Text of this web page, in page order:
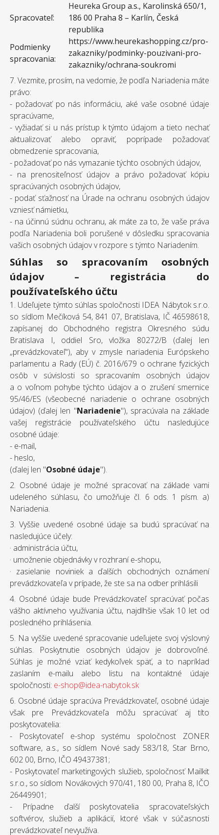
Spracovateľ:
Heureka Group a.s., Karolinská 650/1,
186 00 Praha 8 – Karlín, Česká
republika
Podmienky
spracovania:
https://www.heurekashopping.cz/pro-
zakazniky/podminky-pouzivani-pro-
zakazniky/ochrana-soukromi
7. Vezmite, prosím, na vedomie, že podľa Nariadenia máte
právo:
- požadovať po nás informáciu, aké vaše osobné údaje
spracúvame,
- vyžiadať si u nás prístup k týmto údajom a tieto nechať
aktualizovať alebo opraviť, poprípade požadovať
obmedzenie spracovania,
- požadovať po nás vymazanie týchto osobných údajov,
- na prenositeľnosť údajov a právo požadovať kópiu
spracúvaných osobných údajov,
- podať sťažnosť na Úrade na ochranu osobných údajov
vzniesť námietku,
- na účinnú súdnu ochranu, ak máte za to, že vaše práva
podľa Nariadenia boli porušené v dôsledku spracovania
vašich osobných údajov v rozpore s týmto Nariadením.
Súhlas so spracovaním osobných
údajov – registrácia do
používateľského účtu
1. Udeľujete týmto súhlas spoločnosti IDEA Nábytok s.r.o.
so sídlom Mečíková 54, 841 07, Bratislava, IČ 46598618,
zapísanej do Obchodného registra Okresného súdu
Bratislava I, oddiel Sro, vložka 80272/B (ďalej len
„prevádzkovateľ“), aby v zmysle nariadenia Európskeho
parlamentu a Rady (EÚ) č. 2016/679 o ochrane fyzických
osôb v súvislosti so spracovaním osobných údajov
a o voľnom pohybe týchto údajov a o zrušení smernice
95/46/ES (všeobecné nariadenie o ochrane osobných
údajov) (ďalej len "Nariadenie"), spracúvala na základe
vašej registrácie používateľského účtu nasledujúce
osobné údaje:
- e-mail,
- heslo,
(ďalej len "Osobné údaje").
2. Osobné údaje je možné spracovať na základe vami
udeleného súhlasu, čo umožňuje čl. 6 ods. 1 písm. a)
Nariadenia.
3. Vyššie uvedené osobné údaje sa budú spracúvať na
nasledujúce účely:
· administrácia účtu,
· umožnenie objednávky v rozhraní e-shopu,
· zasielanie noviniek a ďalších obchodných oznámení
prevádzkovateľa v prípade, že ste sa na odber prihlásili
4. Osobné údaje bude Prevádzkovateľ spracúvať počas
vášho aktívneho využívania účtu, najdlhšie však 10 let od
posledného prihlásenia.
5. Na vyššie uvedené spracovanie udeľujete svoj výslovný
súhlas. Poskytnutie osobných údajov je dobrovoľné.
Súhlas je možné vziať kedykoľvek späť, a to napríklad
zaslaním e-mailu alebo listu na kontaktné údaje
spoločnosti: e-shop@idea-nabytok.sk
6. Osobné údaje spracúva Prevádzkovateľ, osobné údaje
však pre Prevádzkovateľa môžu spracúvať aj títo
poskytovatelia:
- Poskytovateľ e-shop systému spoločnost ZONER
software, a.s., so sídlem Nové sady 583/18, Star Brno,
602 00, Brno, IČO 49437381;
- Poskytovateľ marketingových služieb, spoločnosť Mailkit
s.r.o., so sídlom Novákových 970/41, 180 00, Praha 8, IČO
26449901;
- Prípadne ďalší poskytovatelia spracovateľských
softvérov, služieb a aplikácií, ktoré však v súčasnosti
prevádzkovateľ nevyužíva.